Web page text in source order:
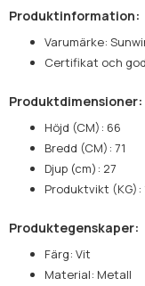
Produktinformation:
Varumärke:
Certifikat och
Produktdimensioner:
Höjd (CM): 66
Bredd (CM): 71
Djup (cm): 27
Produktvikt (KG):
Produktegenskaper:
Färg: Vit
Material: Metall